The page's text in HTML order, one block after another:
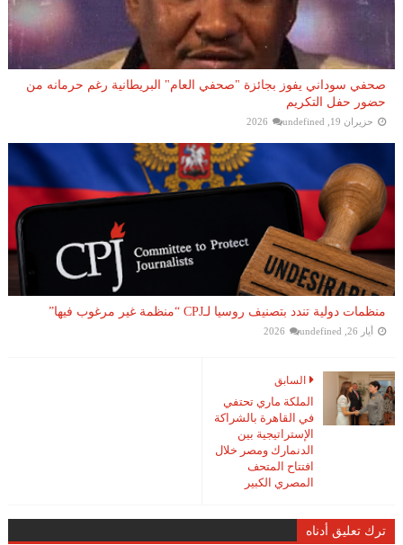
صحفي سوداني يفوز بجائزة "صحفي العام" البريطانية رغم حرمانه من
حضور حفل التكريم
حزيران 19, 2026 undefined
منظمات دولية تندد بتصنيف روسيا لـCPJ “منظمة غير مرغوب فيها”
أيار 26, 2026 undefined
السابق
الملكة ماري تحتفي
في القاهرة بالشراكة
الإستراتيجية بين
الدنمارك ومصر خلال
افتتاح المتحف
المصري الكبير
ترك تعليق أدناه